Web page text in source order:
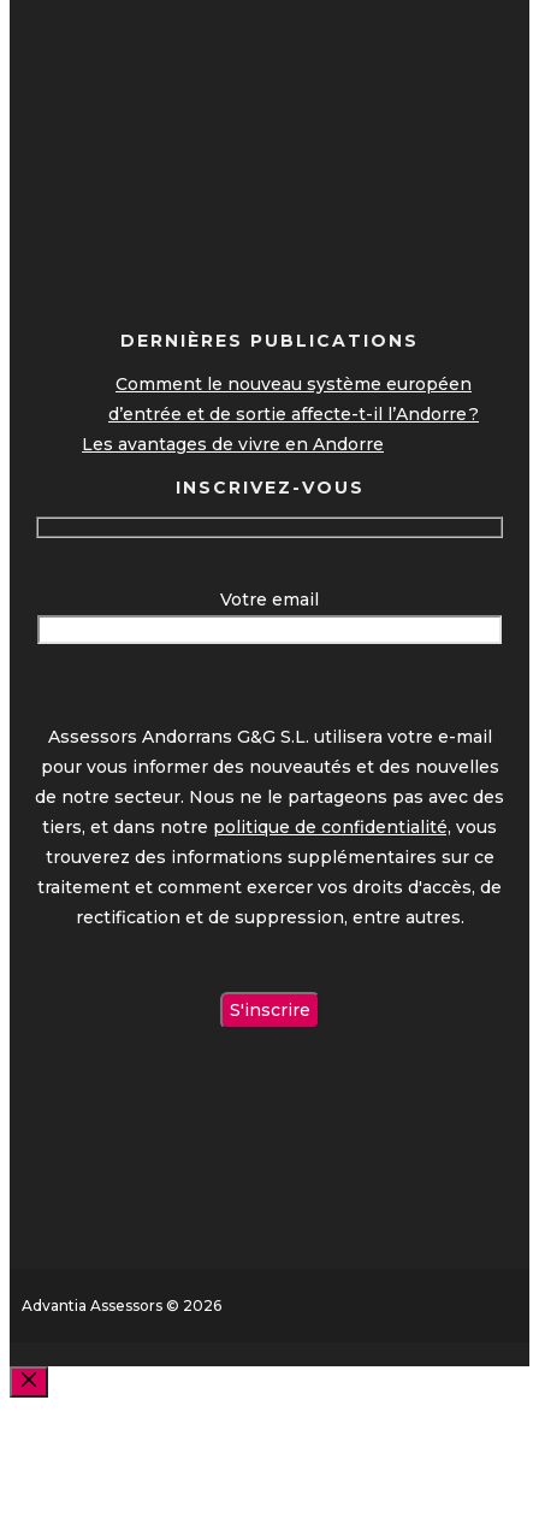
DERNIÈRES PUBLICATIONS
Comment le nouveau système européen
d’entrée et de sortie affecte-t-il l’Andorre ?
Les avantages de vivre en Andorre
INSCRIVEZ-VOUS
Votre email
Assessors Andorrans G&G S.L. utilisera votre e-mail
pour vous informer des nouveautés et des nouvelles
de notre secteur. Nous ne le partageons pas avec des
tiers, et dans notre politique de confidentialité, vous
trouverez des informations supplémentaires sur ce
traitement et comment exercer vos droits d'accès, de
rectification et de suppression, entre autres.
Advantia Assessors © 2026
Fermer